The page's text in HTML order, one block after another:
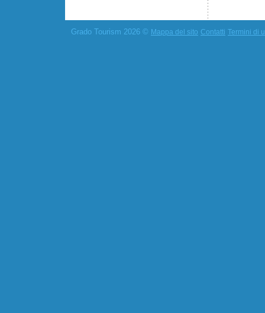
Grado Tourism 2026 © Mappa del sito Contatti Termini di